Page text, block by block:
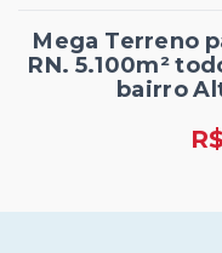
Mega Terreno
RN. 5.100m²
bairro